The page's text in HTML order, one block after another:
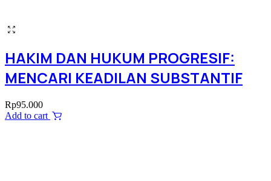
HAKIM DAN HUKUM PROGRESIF:
MENCARI KEADILAN SUBSTANTIF
Rp95.000
Add to cart